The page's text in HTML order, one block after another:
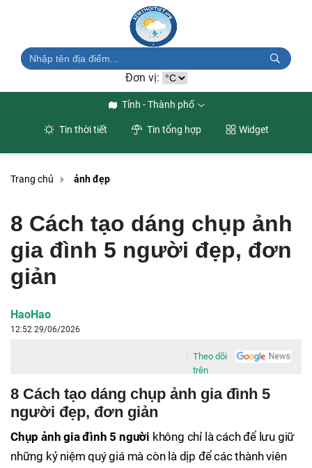
Đơn vị:
Tỉnh - Thành phố
Tin thời tiết Tin tổng hợp Widget
Trang chủ ảnh đẹp
8 Cách tạo dáng chụp ảnh
gia đình 5 người đẹp, đơn
giản
HaoHao
12:52 29/06/2026
Theo dõi
trên
8 Cách tạo dáng chụp ảnh gia đình 5
người đẹp, đơn giản
Chụp ảnh gia đình 5 người không chỉ là cách để lưu giữ
những kỷ niệm quý giá mà còn là dịp để các thành viên